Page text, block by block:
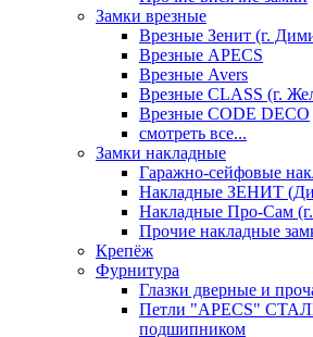
Замки врезные
Врезные Зенит (г.
Врезные APECS
Врезные Avers
Врезные CLASS (г.
Врезные CODE DECO
смотреть все...
Замки накладные
Гаражно-сейфовые
Накладные ЗЕНИТ
Накладные Про-Сам (г.
Прочие накладные
Крепёж
Фурнитура
Глазки дверные и
Петли "APECS"
подшипником